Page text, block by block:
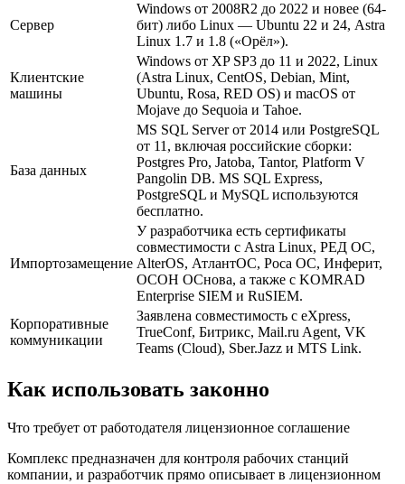
Сервер
Windows от 2008R2 до 2022 и новее (64-
бит) либо Linux — Ubuntu 22 и 24, Astra
Linux 1.7 и 1.8 («Орёл»).
Клиентские
машины
Windows от XP SP3 до 11 и 2022, Linux
(Astra Linux, CentOS, Debian, Mint,
Ubuntu, Rosa, RED OS) и macOS от
Mojave до Sequoia и Tahoe.
База данных
MS SQL Server от 2014 или PostgreSQL
от 11, включая российские сборки:
Postgres Pro, Jatoba, Tantor, Platform V
Pangolin DB. MS SQL Express,
PostgreSQL и MySQL используются
бесплатно.
Импортозамещение
У разработчика есть сертификаты
совместимости с Astra Linux, РЕД ОС,
AlterOS, АтлантОС, Роса ОС, Инферит,
ОСОН ОСнова, а также с KOMRAD
Enterprise SIEM и RuSIEM.
Корпоративные
коммуникации
Заявлена совместимость с eXpress,
TrueConf, Битрикс, Mail.ru Agent, VK
Teams (Cloud), Sber.Jazz и MTS Link.
Как использовать законно
Что требует от работодателя лицензионное соглашение
Комплекс предназначен для контроля рабочих станций
компании, и разработчик прямо описывает в лицензионном